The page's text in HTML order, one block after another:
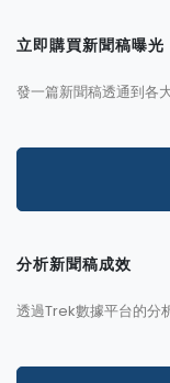
立即購買新聞稿曝光
發一篇新聞稿透通到各
分析新聞稿成效
透過Trek數據平台的分